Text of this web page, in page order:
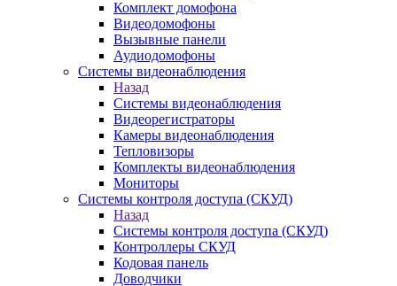
Комплект домофона
Видеодомофоны
Вызывные панели
Аудиодомофоны
Системы видеонаблюдения
Назад
Системы видеонаблюдения
Видеорегистраторы
Камеры видеонаблюдения
Тепловизоры
Комплекты видеонаблюдения
Мониторы
Системы контроля доступа (СКУД)
Назад
Системы контроля доступа (СКУД)
Контроллеры СКУД
Кодовая панель
Доводчики